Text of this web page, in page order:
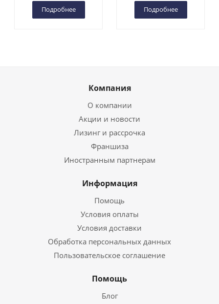
Подробнее Подробнее
Компания
О компании
Акции и новости
Лизинг и рассрочка
Франшиза
Иностранным партнерам
Информация
Помощь
Условия оплаты
Условия доставки
Обработка персональных данных
Пользовательское соглашение
Помощь
Блог